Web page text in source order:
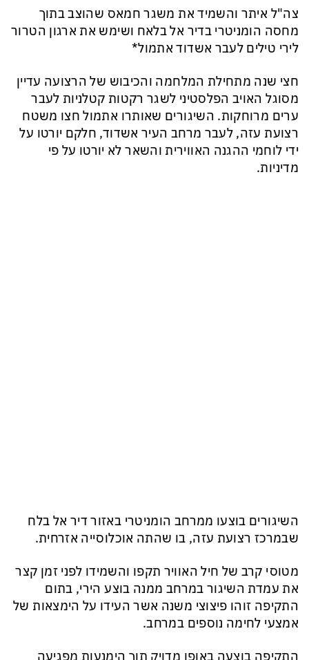
צה"ל איתר והשמיד את משגר חמאס שהוצב בתוך
מחסה הומניטרי בדיר אל בלאח ושימש את ארגון הטרור
לירי טילים לעבר אשדוד אתמול*
חצי שנה מתחילת המלחמה והכיבוש של הרצועה עדיין
מסוגל האויב הפלסטיני לשגר רקטות קטלניות לעבר
ערים מרוחקות. השיגורים שאותרו אתמול חצו משטח
רצועת עזה, לעבר מרחב העיר אשדוד, חלקם יורטו על
ידי לוחמי ההגנה האווירית והשאר לא יורטו על פי
מדיניות.
השיגורים בוצעו ממרחב הומניטרי באזור דיר אל בלח
שבמרכז רצועת עזה, בו שהתה אוכלוסייה אזרחית.
מטוסי קרב של חיל האוויר תקפו והשמידו לפני זמן קצר
את עמדת השיגור במרחב ממנה בוצע הירי, בתום
התקיפה זוהו פיצוצי משנה אשר העידו על הימצאות של
אמצעי לחימה נוספים במרחב.